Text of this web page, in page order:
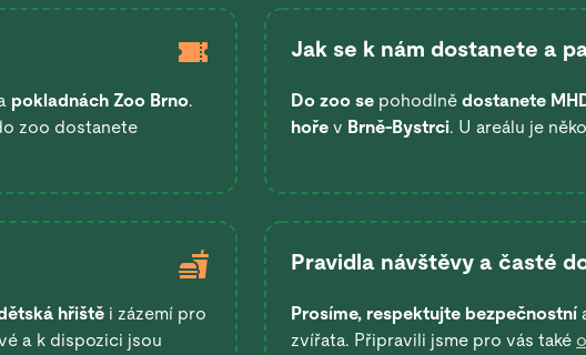
pokladnách Zoo Brno.
zoo dostanete
Jak se k nám dostanete a
Do zoo se pohodlně dostanete
hoře v Brně-Bystrci. U areálu je
hřiště i zázemí pro
a k dispozici jsou
Pravidla návštěvy a časté
Prosíme, respektujte bezpečnostní
zvířata. Připravili jsme pro vás také